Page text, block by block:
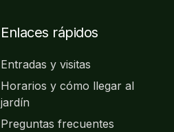
Enlaces rápidos
Entradas y visitas
Horarios y cómo llegar al
jardín
Preguntas frecuentes